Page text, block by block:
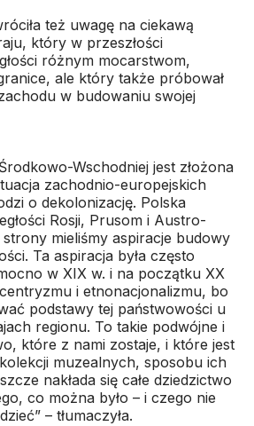
też uwagę na ciekawą
który w przeszłości
różnym mocarstwom,
ale który także próbował
w budowaniu swojej
Wschodniej jest złożona
zachodnio-europejskich
o dekolonizację. Polska
Rosji, Prusom i Austro-
mieliśmy aspiracje budowy
Ta aspiracja była często
w XIX w. i na początku XX
i etnonacjonalizmu, bo
podstawy tej państwowości u
regionu. To takie podwójne i
które z nami zostaje, i które jest
muzealnych, sposobu ich
nakłada się całe dziedzictwo
co można było – i czego nie
– tłumaczyła.